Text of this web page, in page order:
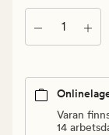
999,90
kr.
Ordinarie
26
999,90
Antal
Varan
14